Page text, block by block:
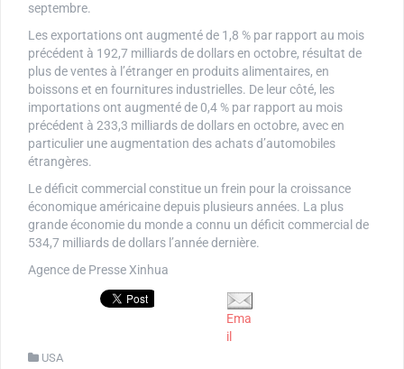
septembre.
Les exportations ont augmenté de 1,8 % par rapport au mois
précédent à 192,7 milliards de dollars en octobre, résultat de
plus de ventes à l’étranger en produits alimentaires, en
boissons et en fournitures industrielles. De leur côté, les
importations ont augmenté de 0,4 % par rapport au mois
précédent à 233,3 milliards de dollars en octobre, avec en
particulier une augmentation des achats d’automobiles
étrangères.
Le déficit commercial constitue un frein pour la croissance
économique américaine depuis plusieurs années. La plus
grande économie du monde a connu un déficit commercial de
534,7 milliards de dollars l’année dernière.
Agence de Presse Xinhua
Ema
il
USA